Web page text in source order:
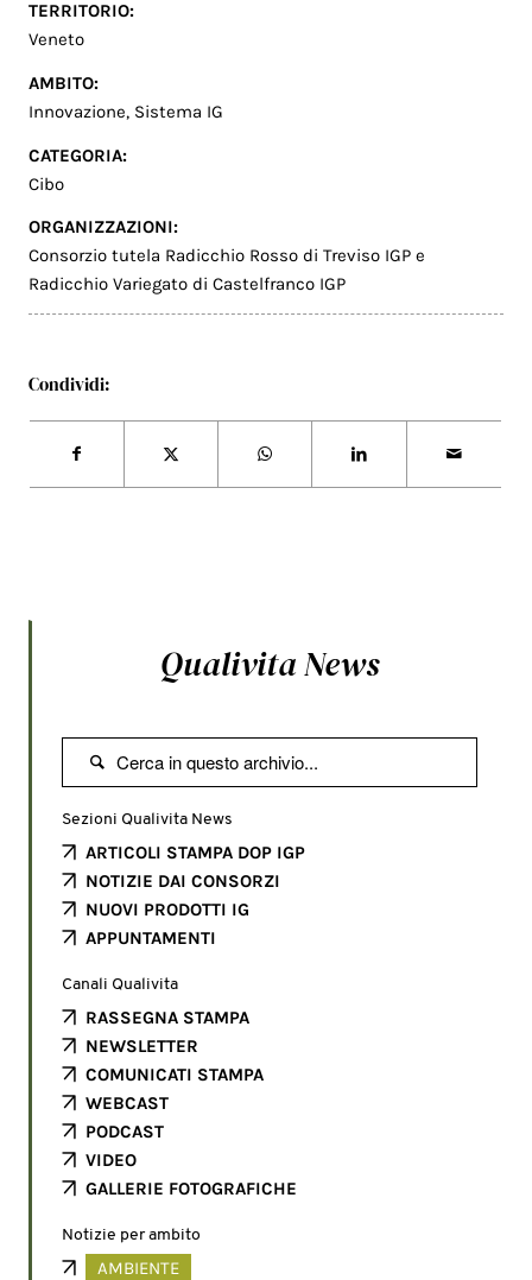
TERRITORIO:
Veneto
AMBITO:
Innovazione, Sistema IG
CATEGORIA:
Cibo
ORGANIZZAZIONI:
Consorzio tutela Radicchio Rosso di Treviso IGP e
Radicchio Variegato di Castelfranco IGP
Condividi:
Qualivita News

Sezioni Qualivita News
ARTICOLI STAMPA DOP IGP
NOTIZIE DAI CONSORZI
NUOVI PRODOTTI IG
APPUNTAMENTI
Canali Qualivita
RASSEGNA STAMPA
NEWSLETTER
COMUNICATI STAMPA
WEBCAST
PODCAST
VIDEO
GALLERIE FOTOGRAFICHE
Notizie per ambito
AMBIENTE